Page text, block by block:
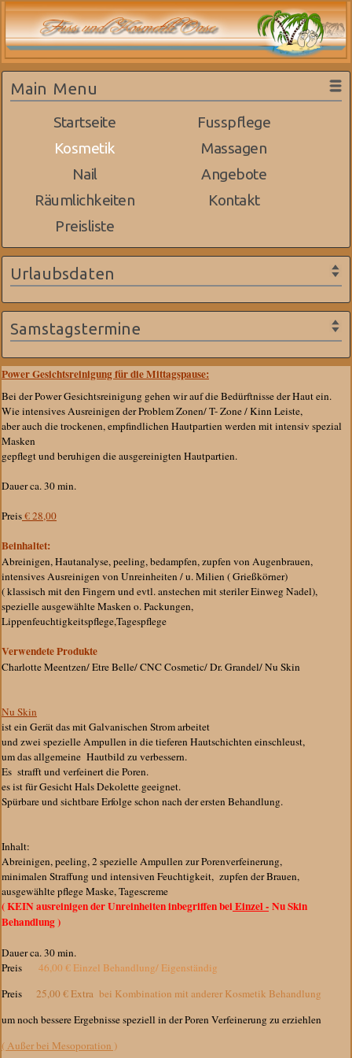
Main Menu
Startseite
Fusspflege
Kosmetik
Massagen
Nail
Angebote
Räumlichkeiten
Kontakt
Preisliste
Urlaubsdaten
Samstagstermine
Power Gesichtsreinigung für die Mittagspause:
Bei der Power Gesichtsreinigung gehen wir auf die Bedürftnisse der Haut ein.
Wie intensives Ausreinigen der Problem Zonen/ T- Zone / Kinn Leiste,
aber auch die trockenen, empfindlichen Hautpartien werden mit intensiv spezial
Masken
gepflegt und beruhigen die ausgereinigten Hautpartien.
Dauer ca. 30 min.
Preis€ 28,00
Beinhaltet:
Abreinigen, Hautanalyse, peeling, bedampfen, zupfen von Augenbrauen,
intensives Ausreinigen von Unreinheiten / u. Milien ( Grießkörner)
( klassisch mit den Fingern und evtl. anstechen mit steriler Einweg Nadel),
spezielle ausgewählte Masken o. Packungen,
Lippenfeuchtigkeitspflege,Tagespflege
Verwendete Produkte
Charlotte Meentzen/ Etre Belle/ CNC Cosmetic/ Dr. Grandel/ Nu Skin
Nu Skin
ist ein Gerät das mit Galvanischen Strom arbeitet
und zwei spezielle Ampullen in die tieferen Hautschichten einschleust,
um das allgemeine Hautbild zu verbessern.
Es strafft und verfeinert die Poren.
es ist für Gesicht Hals Dekolette geeignet.
Spürbare und sichtbare Erfolge schon nach der ersten Behandlung.
Inhalt:
Abreinigen, peeling, 2 spezielle Ampullen zur Porenverfeinerung,
minimalen Straffung und intensiven Feuchtigkeit, zupfen der Brauen,
ausgewählte pflege Maske, Tagescreme
( KEIN ausreinigen der Unreinheiten inbegriffen beiEinzel - Nu Skin
Behandlung )
Dauer ca. 30 min.
Preis
46,00 € Einzel Behandlung/ Eigenständig
Preis 25,00 € Extra bei Kombination mit anderer Kosmetik Behandlung
um noch bessere Ergebnisse speziell in der Poren Verfeinerung zu erziehlen
( Außer bei Mesoporation )